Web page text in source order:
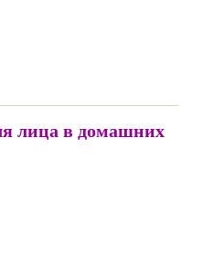
лица в домашних